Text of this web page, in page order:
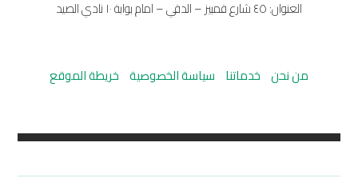
العنوان: ٤٥ شارع قمبيز – الدقي – امام بوابة ١٠ نادي الصيد
من نحن خدماتنا سياسة الخصوصية خريطة الموقع